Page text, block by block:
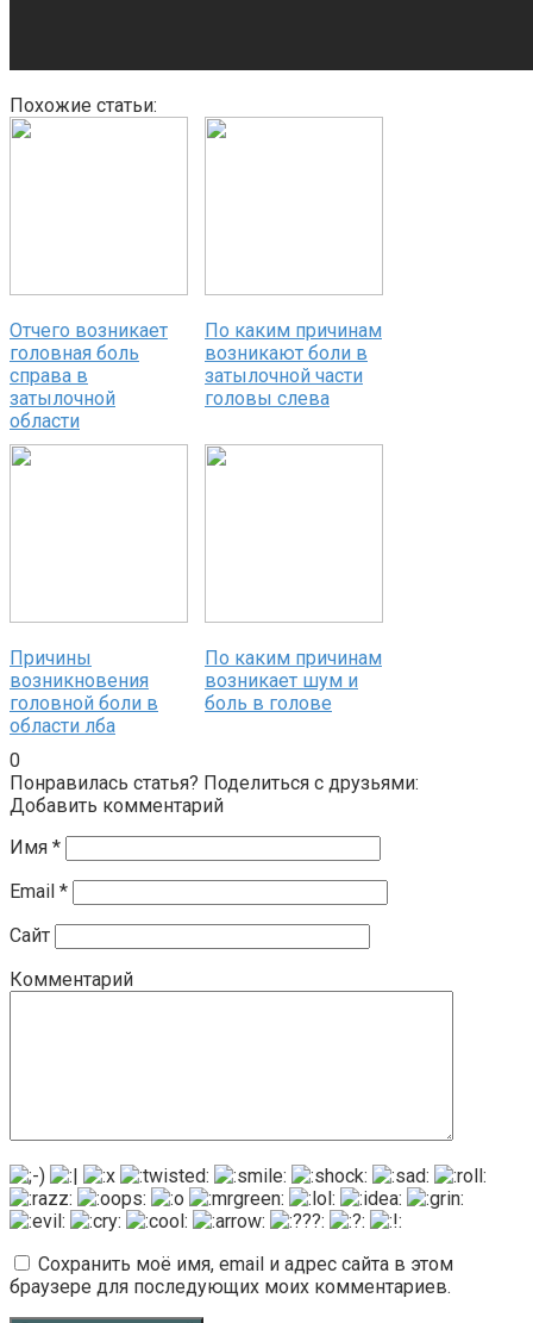
Похожие статьи:
Отчего возникает
головная боль
справа в
затылочной
области
По каким причинам
возникают боли в
затылочной части
головы слева
Причины
возникновения
головной боли в
области лба
По каким причинам
возникает шум и
боль в голове
0
Понравилась статья? Поделиться с друзьями:
Добавить комментарий
Имя *
Email *
Сайт
Комментарий
Сохранить моё имя, email и адрес сайта в этом
браузере для последующих моих комментариев.